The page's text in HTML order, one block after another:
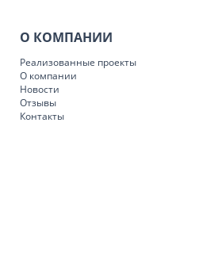
О КОМПАНИИ
Реализованные проекты
О компании
Новости
Отзывы
Контакты